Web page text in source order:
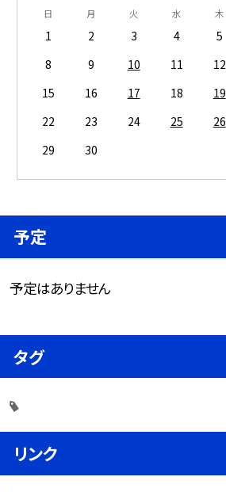
日 月 火 水 木
1 2 3 4 5
8
9 10 11 12
15
16 17 18 19
22
23 24 25 26
29
30
予定
予定はありません
タグ
リンク